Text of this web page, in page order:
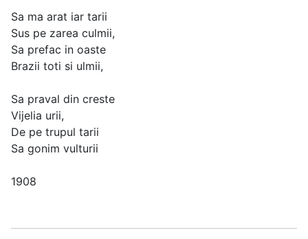
Sa ma arat iar tarii
Sus pe zarea culmii,
Sa prefac in oaste
Brazii toti si ulmii,
Sa praval din creste
Vijelia urii,
De pe trupul tarii
Sa gonim vulturii
1908